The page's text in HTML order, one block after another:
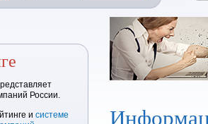
России.
и системе